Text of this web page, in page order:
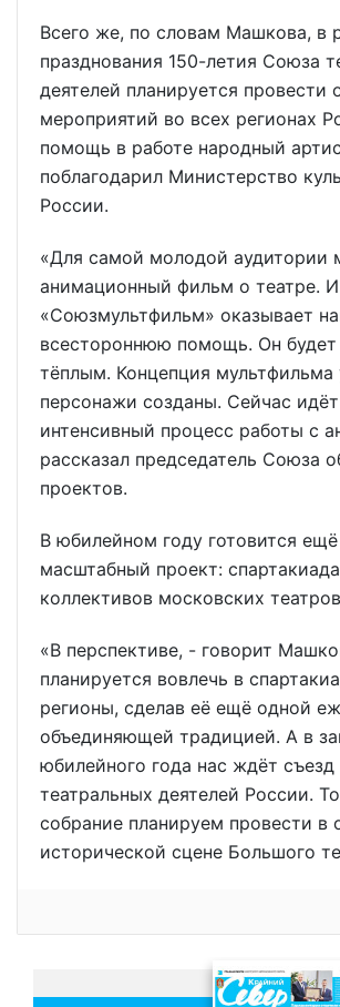
Всего же, по словам Машкова, в
празднования 150-летия Союза
деятелей планируется провести
мероприятий во всех регионах
помощь в работе народный
поблагодарил Министерство
России.
«Для самой молодой аудитории
анимационный фильм о театре. И
«Союзмультфильм» оказывает
всестороннюю помощь. Он
тёплым. Концепция мультфильма
персонажи созданы. Сейчас идёт
интенсивный процесс работы с
рассказал председатель Союза
проектов.
В юбилейном году готовится
масштабный проект:
коллективов московских
«В перспективе, - говорит
планируется вовлечь в
регионы, сделав её ещё одной
объединяющей традицией. А в
юбилейного года нас ждёт
театральных деятелей России.
собрание планируем провести в
исторической сцене Большого